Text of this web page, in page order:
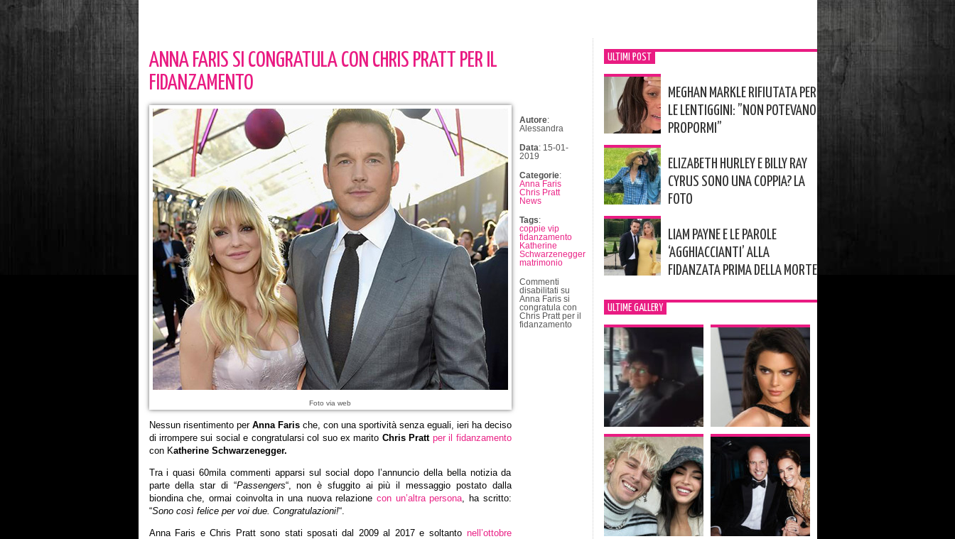
ANNA FARIS SI CONGRATULA CON CHRIS PRATT PER IL
FIDANZAMENTO
Foto via web
Nessun risentimento per Anna Farische, con una sportività senza eguali, ieri ha deciso
di irrompere sui social e congratularsi col suo ex marito Chris Pratt per il fidanzamento
con Katherine Schwarzenegger.
Tra i quasi 60mila commenti apparsi sul social dopo l’annuncio della bella notizia da
parte della star di “Passengers“, non è sfuggito ai più il messaggio postato dalla
biondina che, ormai coinvolta in una nuova relazione con un’altra persona, ha scritto:
“Sono così felice per voi due. Congratulazioni!“.
Anna Faris e Chris Pratt sono stati sposati dal 2009 al 2017 e soltanto nell’ottobre
Autore:
Alessandra
Data: 15-01-
2019
Categorie:
Anna Faris
Chris Pratt
News
Tags:
coppie vip
fidanzamento
Katherine
Schwarzenegger
matrimonio
Commenti
disabilitati su
Anna Faris si
congratula con
Chris Pratt per il
fidanzamento
ULTIMI POST
MEGHAN MARKLE RIFIUTATA PER
LE LENTIGGINI: ”NON POTEVANO
PROPORMI”
ELIZABETH HURLEY E BILLY RAY
CYRUS SONO UNA COPPIA? LA
FOTO
LIAM PAYNE E LE PAROLE
‘AGGHIACCIANTI’ ALLA
FIDANZATA PRIMA DELLA MORTE
ULTIME GALLERY